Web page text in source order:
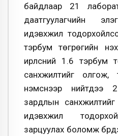
байдлаар 21
даатгуулагчийн
идэвхжил
тэрбум төгрөгийн
ирүүлсний 1.6 тэрбум
санхүүжилтийг
нэмснээр нийтдээ
зардлын
идэвхжил
зарцуулах боломж